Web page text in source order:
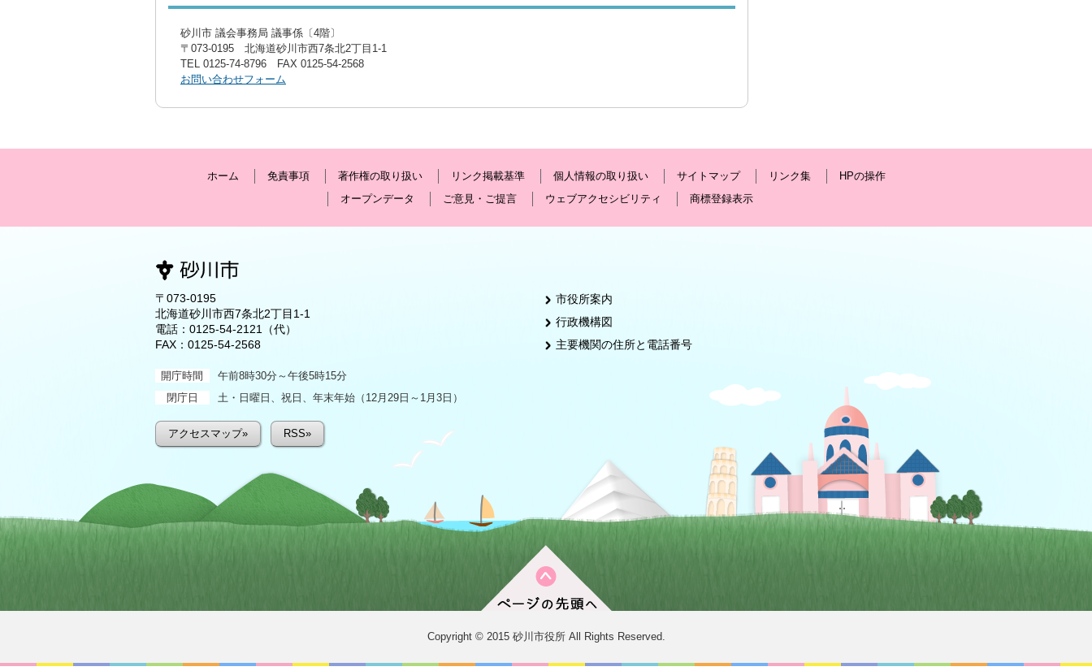
砂川市 議会事務局 議事係〔4階〕
〒073-0195 北海道砂川市西7条北2丁目1-1
TEL 0125-74-8796 FAX 0125-54-2568
お問い合わせフォーム
ホーム 免責事項 著作権の取り扱い リンク掲載基準 個人情報の取り扱い サイトマップ リンク集
HPの操作
オープンデータ
ご意見・ご提言 ウェブアクセシビリティ 商標登録表示
〒073-0195
北海道砂川市西7条北2丁目1-1
電話： 0125-54-2121
（代）
FAX：0125-54-2568
開庁時間
午前8時30分～午後5時15分
閉庁日
土・日曜日、祝日、年末年始（12月29日～1月3日）
アクセスマップ» RSS»
市役所案内
行政機構図
主要機関の住所と電話番号
Copyright © 2015 砂川市役所 All Rights Reserved.